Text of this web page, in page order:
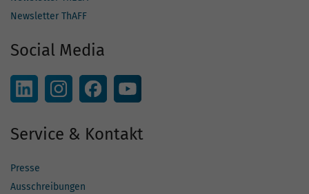
Newsletter ThAFF
Social Media
Service & Kontakt
Presse
Ausschreibungen